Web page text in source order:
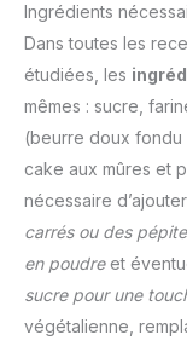
Ingrédients
Dans toutes les
étudiées, les
mêmes : sucre,
(beurre doux fondu
cake aux mûres et
nécessaire
carrés ou des
en poudreet
sucre pour une
végétalienne,